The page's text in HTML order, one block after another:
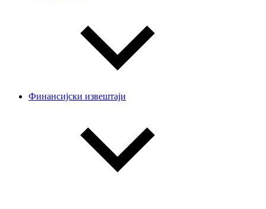
Финансијски извештаји